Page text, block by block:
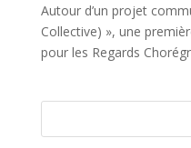
Autour d’un projet
Collective) », une
pour les Regards